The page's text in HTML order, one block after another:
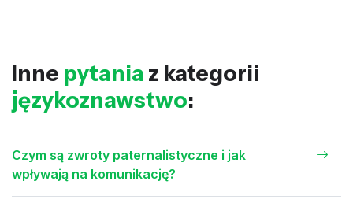
Inne pytania z kategorii
językoznawstwo:
Czym są zwroty paternalistyczne i jak
wpływają na komunikację?